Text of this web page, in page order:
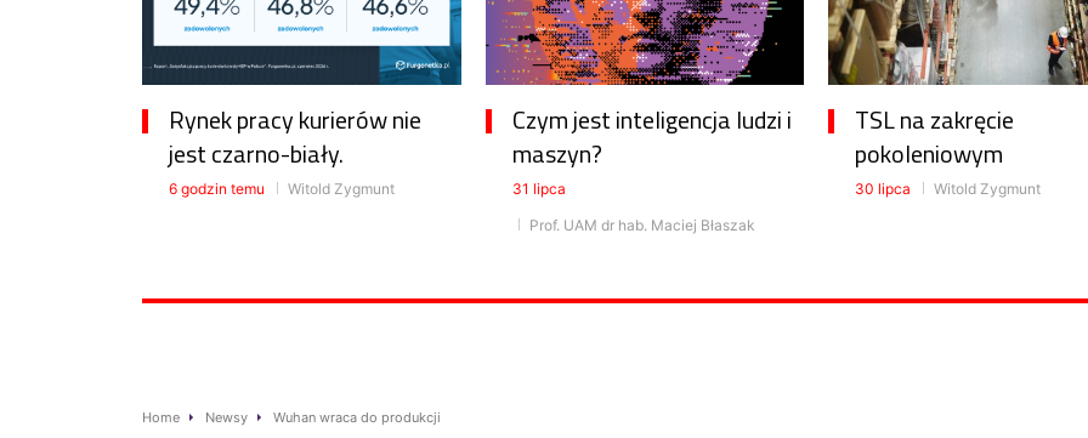
Rynek pracy kurierów nie
jest czarno-biały.
6 godzin temu Witold Zygmunt
Czym jest inteligencja ludzi i
maszyn?
31 lipca
Prof. UAM dr hab. Maciej Błaszak
TSL na zakręcie
pokoleniowym
30 lipca Witold Zygmunt
Home Newsy Wuhan wraca do produkcji